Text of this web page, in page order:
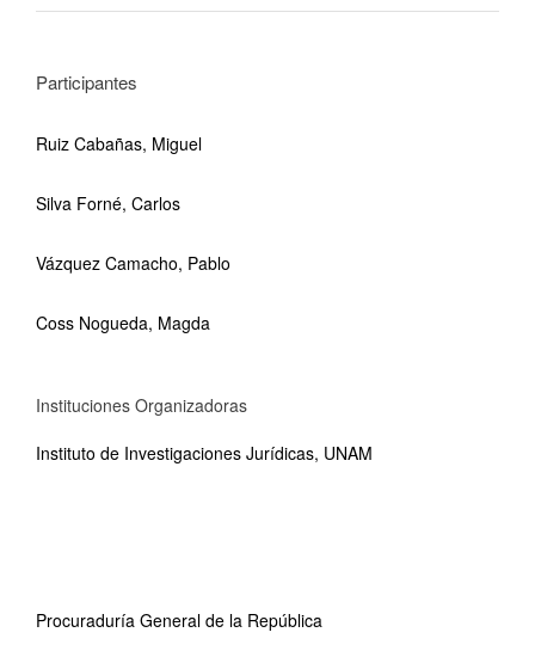
Participantes
Ruiz Cabañas, Miguel
Silva Forné, Carlos
Vázquez Camacho, Pablo
Coss Nogueda, Magda
Instituciones Organizadoras
Instituto de Investigaciones Jurídicas, UNAM
Procuraduría General de la República